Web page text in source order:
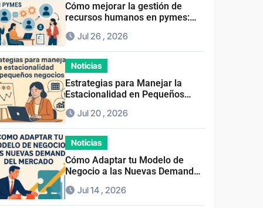
Cómo mejorar la gestión de
recursos humanos en pymes:
Jul 26 , 2026
Noticias
Estrategias para Manejar la
Estacionalidad en Pequeños
Efectiva
Jul 20 , 2026
Noticias
Cómo Adaptar tu Modelo de
Negocio a las Nuevas Demandas
2024Jul 14 , 2026